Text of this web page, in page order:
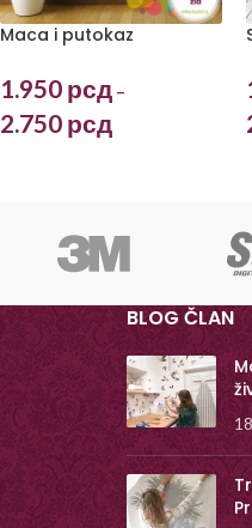
Maca i putokaz
1.950 рсд –
2.750 рсд
BLOG ČLAN